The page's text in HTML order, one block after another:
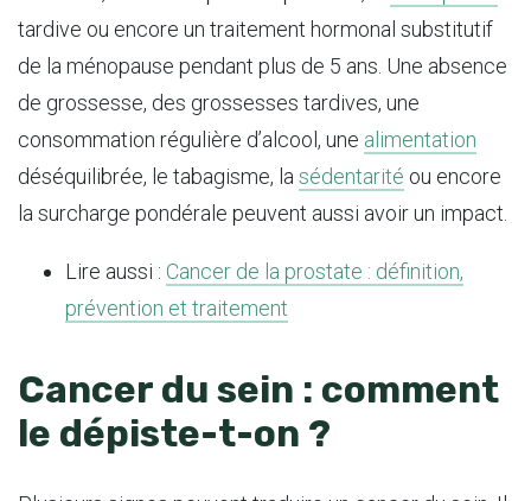
tardive ou encore un traitement hormonal substitutif
de la ménopause pendant plus de 5 ans. Une absence
de grossesse, des grossesses tardives, une
consommation régulière d’alcool, une alimentation
déséquilibrée, le tabagisme, la sédentarité ou encore
la surcharge pondérale peuvent aussi avoir un impact.
Lire aussi : Cancer de la prostate : définition,
prévention et traitement
Cancer du sein : comment
le dépiste-t-on ?